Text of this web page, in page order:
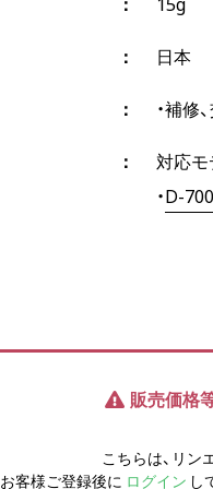
日本
・補修
対応
・D-700
販売価格
こちらは、リン
お客様ご登録後に ログイン し